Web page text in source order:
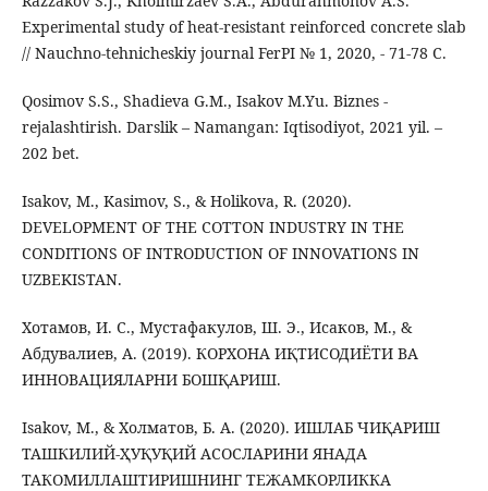
Experimental study of heat-resistant reinforced concrete slab
// Nauchno-tehnicheskiy journal FerPI № 1, 2020, - 71-78 С.
Qosimov S.S., Shadieva G.M., Isakov M.Yu. Biznes -
rejalashtirish. Darslik – Namangan: Iqtisodiyot, 2021 yil. –
202 bet.
Isakov, M., Kasimov, S., & Holikova, R. (2020).
DEVELOPMENT OF THE COTTON INDUSTRY IN THE
CONDITIONS OF INTRODUCTION OF INNOVATIONS IN
UZBEKISTAN.
Хотамов, И. С., Мустафакулов, Ш. Э., Исаков, М., &
Абдувалиев, А. (2019). КОРХОНА ИҚТИСОДИЁТИ ВА
ИННОВАЦИЯЛАРНИ БОШҚАРИШ.
Isakov, M., & Холматов, Б. А. (2020). ИШЛАБ ЧИҚАРИШ
ТАШКИЛИЙ-ҲУҚУҚИЙ АСОСЛАРИНИ ЯНАДА
ТАКОМИЛЛАШТИРИШНИНГ ТЕЖАМКОРЛИККА